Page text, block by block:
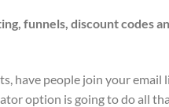
funnels, discount codes
have people join your email
option is going to do all